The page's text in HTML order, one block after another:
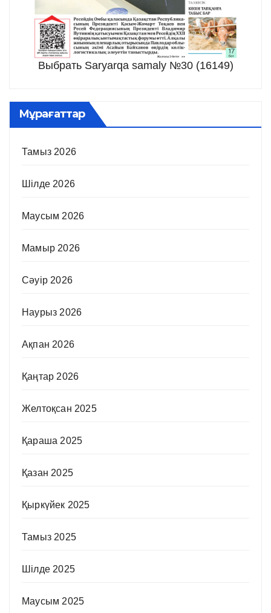
Выбрать Saryarqa samaly №30 (16149)
Мұрағаттар
Тамыз 2026
Шілде 2026
Маусым 2026
Мамыр 2026
Сәуір 2026
Наурыз 2026
Ақпан 2026
Қаңтар 2026
Желтоқсан 2025
Қараша 2025
Қазан 2025
Қыркүйек 2025
Тамыз 2025
Шілде 2025
Маусым 2025